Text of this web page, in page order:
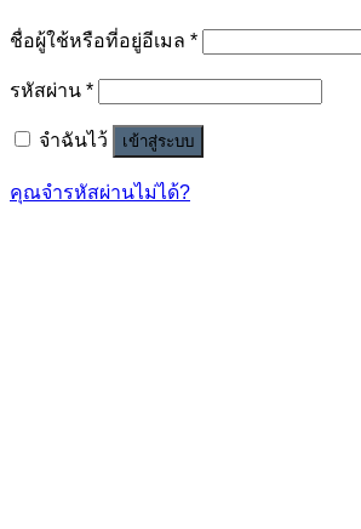
ชื่อผู้ใช้หรือที่อยู่อีเมล *
รหัสผ่าน *
จำฉันไว้ เข้าสู่ระบบ
คุณจำรหัสผ่านไม่ได้?